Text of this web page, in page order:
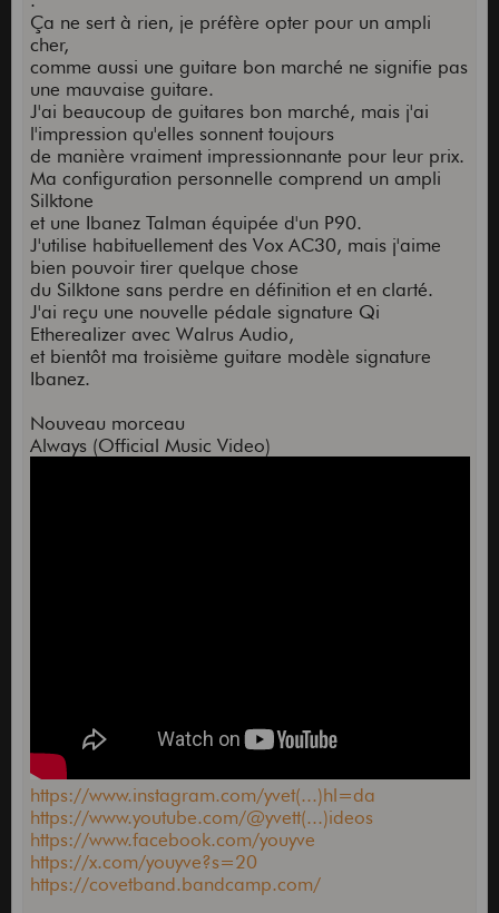
Ça ne sert à rien, je préfère opter pour un ampli
cher,
comme aussi une guitare bon marché ne signifie pas
une mauvaise guitare.
J'ai beaucoup de guitares bon marché, mais j'ai
l'impression qu'elles sonnent toujours
de manière vraiment impressionnante pour leur prix.
Ma configuration personnelle comprend un ampli
Silktone
et une Ibanez Talman équipée d'un P90.
J'utilise habituellement des Vox AC30, mais j'aime
bien pouvoir tirer quelque chose
du Silktone sans perdre en définition et en clarté.
J'ai reçu une nouvelle pédale signature Qi
Etherealizer avec Walrus Audio,
et bientôt ma troisième guitare modèle signature
Ibanez.
Nouveau morceau
Always (Official Music Video)
https://www.instagram.com/yvet(...)hl=da
https://www.youtube.com/@yvett(...)ideos
https://www.facebook.com/youyve
https://x.com/youyve?s=20
https://covetband.bandcamp.com/